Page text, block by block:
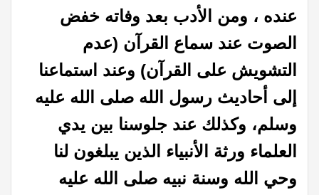
عنده ، ومن الأدب بعد وفاته خفض
الصوت عند سماع القرآن (عدم
التشويش على القرآن) وعند استماعنا
إلى أحاديث رسول الله صلى الله عليه
وسلم، وكذلك عند جلوسنا بين يدي
العلماء ورثة الأنبياء الذين يبلغون لنا
وحي الله وسنة نبيه صلى الله عليه